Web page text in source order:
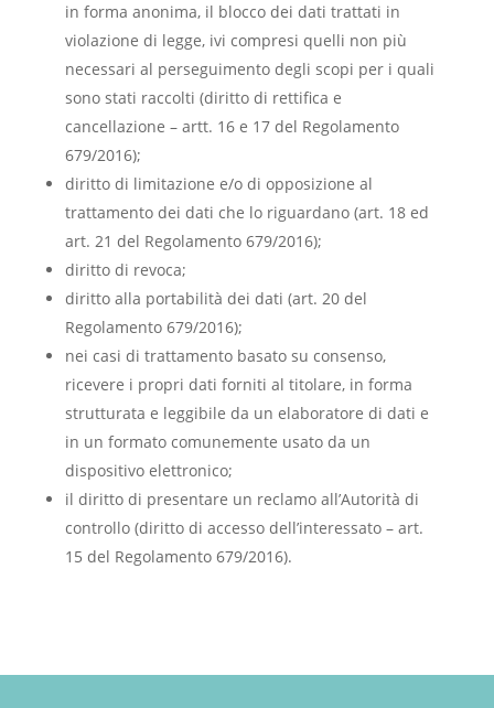
in forma anonima, il blocco dei dati trattati in
violazione di legge, ivi compresi quelli non più
necessari al perseguimento degli scopi per i quali
sono stati raccolti (diritto di rettifica e
cancellazione – artt. 16 e 17 del Regolamento
679/2016);
diritto di limitazione e/o di opposizione al
trattamento dei dati che lo riguardano (art. 18 ed
art. 21 del Regolamento 679/2016);
diritto di revoca;
diritto alla portabilità dei dati (art. 20 del
Regolamento 679/2016);
nei casi di trattamento basato su consenso,
ricevere i propri dati forniti al titolare, in forma
strutturata e leggibile da un elaboratore di dati e
in un formato comunemente usato da un
dispositivo elettronico;
il diritto di presentare un reclamo all’Autorità di
controllo (diritto di accesso dell’interessato – art.
15 del Regolamento 679/2016).